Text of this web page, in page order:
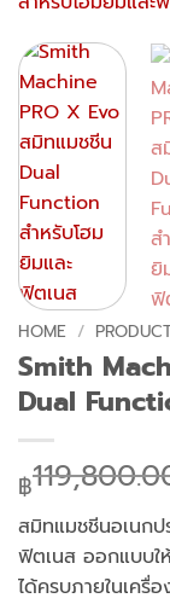
HOME /
Smith
Dual
฿
สมิทแมชชีนอเนก
ฟิตเนส ออกแบบใ
ได้ครบภายในเครื่